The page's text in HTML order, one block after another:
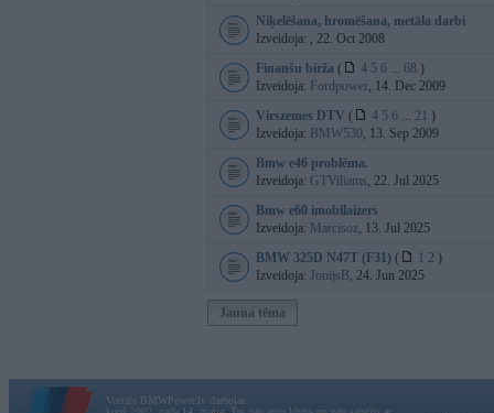
Niķelēšana, hromēšana, metāla darbi
Izveidoja: , 22. Oct 2008
Finanšu birža ( 4 5 6 ... 68 )
Izveidoja: Fordpower, 14. Dec 2009
Virszemes DTV ( 4 5 6 ... 21 )
Izveidoja: BMW530, 13. Sep 2009
Bmw e46 problēma.
Izveidoja: GTViliams, 22. Jul 2025
Bmw e60 imobilaizers
Izveidoja: Marcisoz, 13. Jul 2025
BMW 325D N47T (F31) ( 1 2 )
Izveidoja: JonijsB, 24. Jun 2025
Jauna tēma
Vortāls BMWPower.lv darbojas